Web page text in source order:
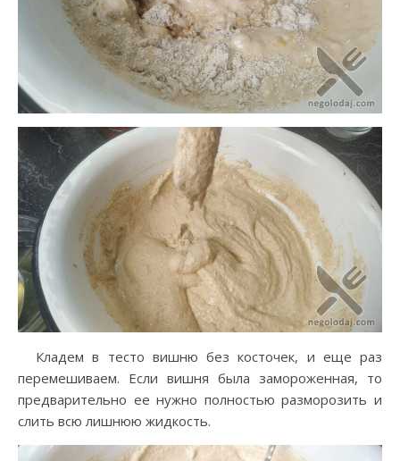
Кладем в тесто вишню без косточек, и еще раз
перемешиваем. Если вишня была замороженная, то
предварительно ее нужно полностью разморозить и
слить всю лишнюю жидкость.